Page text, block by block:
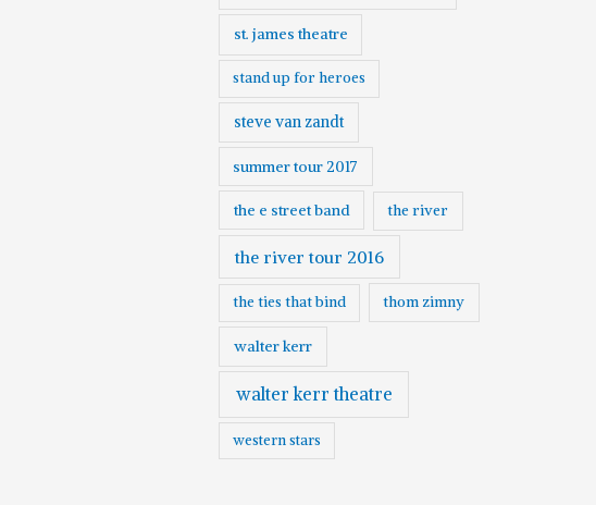
st. james theatre
stand up for heroes
steve van zandt
summer tour 2017
the e street band the river
the river tour 2016
the ties that bind thom zimny
walter kerr
walter kerr theatre
western stars